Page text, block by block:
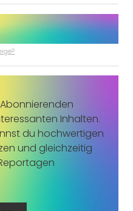
Inhalten.
du hochwertigen
und gleichzeitig